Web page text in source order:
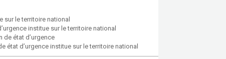
sur le territoire national
institue sur le territoire national
de état d’urgence
état d’urgence institue sur le territoire national